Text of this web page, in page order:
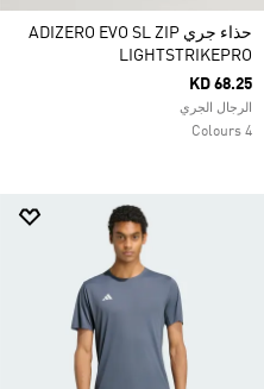
حذاء جري ADIZERO EVO SL ZIP
LIGHTSTRIKEPRO
KD 68.25
الرجال الجري
4 Colours